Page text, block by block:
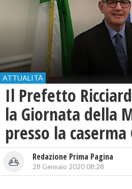
ATTUALITÀ
Il Prefetto
la Giornata della
presso la
Redazione Prima Pagina
28 Gennaio 2020 08:28